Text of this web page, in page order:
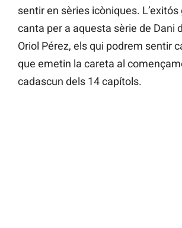
sentir en sèries icòniques.
canta per a aquesta sèrie de Dani
Oriol Pérez, els qui podrem sentir
que emetin la careta al
cadascun dels 14 capítols.